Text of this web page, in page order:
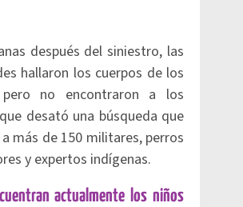
después del siniestro, las
hallaron los cuerpos de los
no encontraron a los
desató una búsqueda que
más de 150 militares, perros
y expertos indígenas.
actualmente los niños